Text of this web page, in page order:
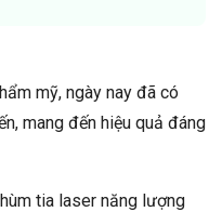
mỹ, ngày nay đã có
mang đến hiệu quả đáng
tia laser năng lượng